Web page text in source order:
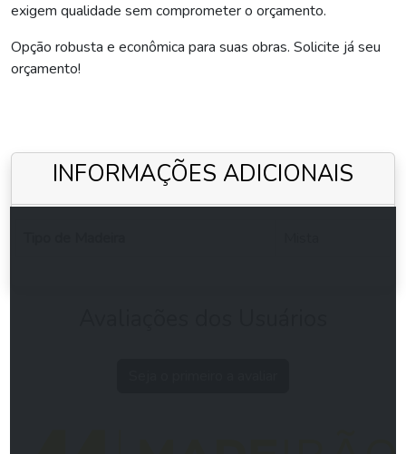
exigem qualidade sem comprometer o orçamento.
Opção robusta e econômica para suas obras. Solicite já seu
orçamento!
INFORMAÇÕES ADICIONAIS